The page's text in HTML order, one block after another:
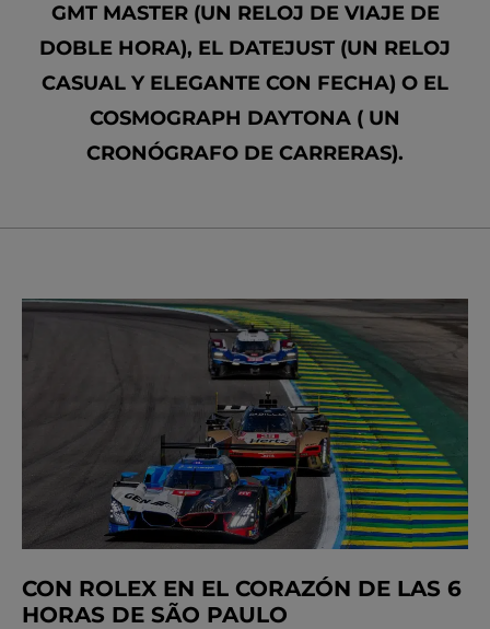
GMT MASTER (UN RELOJ DE VIAJE DE
DOBLE HORA), EL DATEJUST (UN RELOJ
CASUAL Y ELEGANTE CON FECHA) O EL
COSMOGRAPH DAYTONA ( UN
CRONÓGRAFO DE CARRERAS).
CON ROLEX EN EL CORAZÓN DE LAS 6
HORAS DE SÃO PAULO